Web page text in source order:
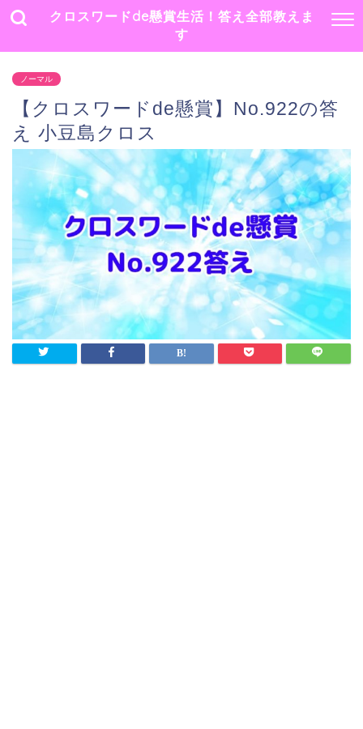
クロスワードde懸賞生活！答え全部教えま
す
ノーマル
【クロスワードde懸賞】No.922の答
え 小豆島クロス